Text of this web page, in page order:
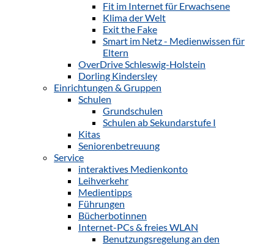
Fit im Internet für Erwachsene
Klima der Welt
Exit the Fake
Smart im Netz - Medienwissen für
Eltern
OverDrive Schleswig-Holstein
Dorling Kindersley
Einrichtungen & Gruppen
Schulen
Grundschulen
Schulen ab Sekundarstufe I
Kitas
Seniorenbetreuung
Service
interaktives Medienkonto
Leihverkehr
Medientipps
Führungen
Bücherbotinnen
Internet-PCs & freies WLAN
Benutzungsregelung an den